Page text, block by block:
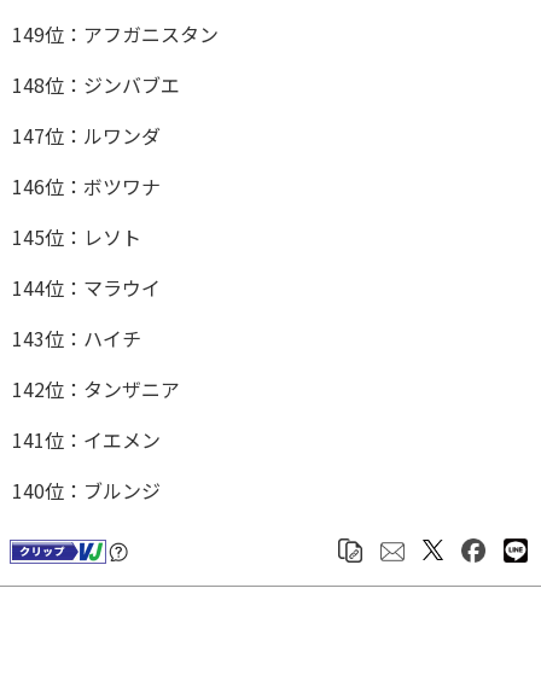
149位：アフガニスタン
148位：ジンバブエ
147位：ルワンダ
146位：ボツワナ
145位：レソト
144位：マラウイ
143位：ハイチ
142位：タンザニア
141位：イエメン
140位：ブルンジ